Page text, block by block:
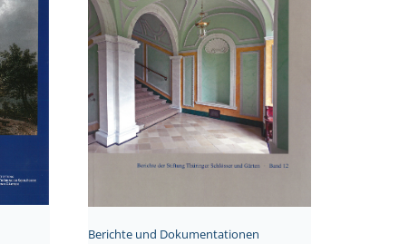
Berichte und Dokumentationen